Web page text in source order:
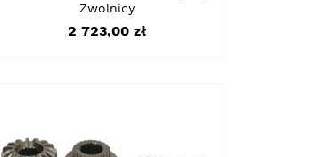
Zwolnicy
Cena
2 723,00 zł